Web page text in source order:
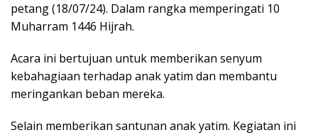
petang (18/07/24). Dalam rangka memperingati 10
Muharram 1446 Hijrah.
Acara ini bertujuan untuk memberikan senyum
kebahagiaan terhadap anak yatim dan membantu
meringankan beban mereka.
Selain memberikan santunan anak yatim. Kegiatan ini